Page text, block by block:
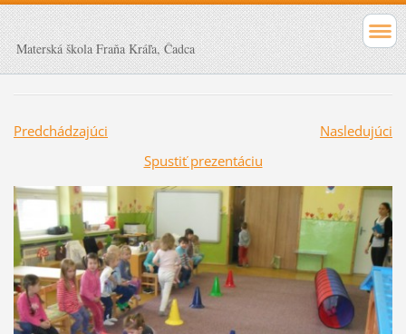
Materská škola Fraňa Kráľa, Čadca
Predchádzajúci
Nasledujúci
Spustiť prezentáciu